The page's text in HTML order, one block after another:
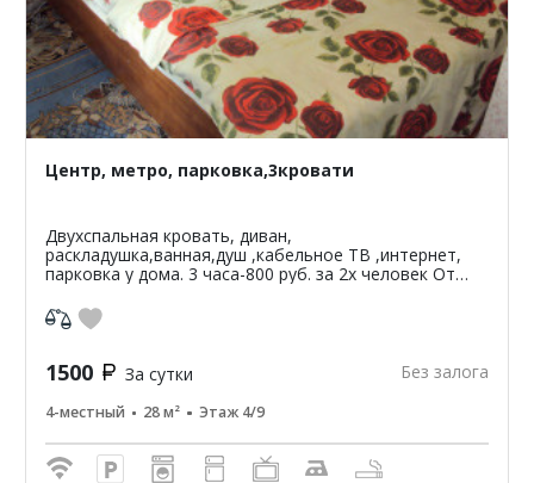
Центр, метро, парковка,3кровати
Двухспальная кровать, диван,
раскладушка,ванная,душ ,кабельное ТВ ,интернет,
парковка у дома. 3 часа-800 руб. за 2х человек От
1500 За сутки Без залога
4-местный 28 м² Этаж 4/9